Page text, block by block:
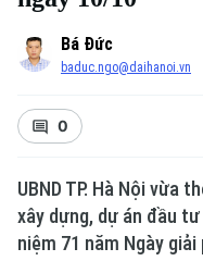
Bá Đức
baduc.ngo@daihanoi.vn
0
UBND TP. Hà Nội vừa
xây dựng, dự án đầu
niệm 71 năm Ngày